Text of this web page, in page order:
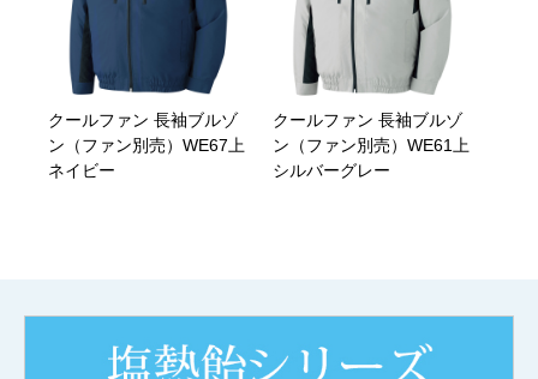
クールファン 長袖ブルゾ
ン（ファン別売）WE67上
ネイビー
クールファン 長袖ブルゾ
ン（ファン別売）WE61上
シルバーグレー